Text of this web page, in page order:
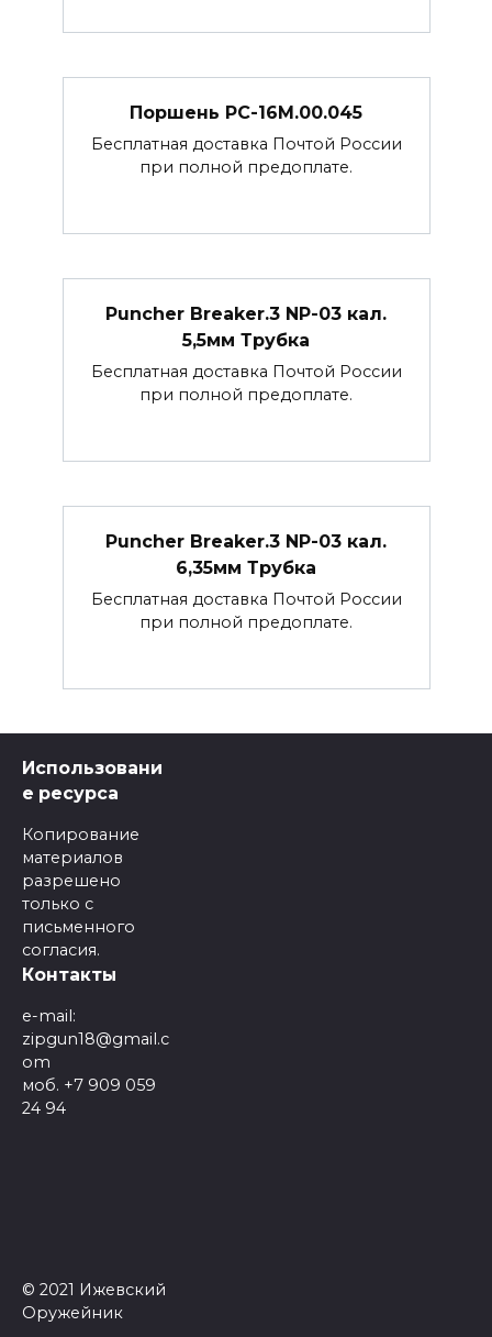
Поршень РС-16М.00.045
Бесплатная доставка Почтой России
при полной предоплате.
Puncher Breaker.3 NP-03 кал.
5,5мм Трубка
Бесплатная доставка Почтой России
при полной предоплате.
Puncher Breaker.3 NP-03 кал.
6,35мм Трубка
Бесплатная доставка Почтой России
при полной предоплате.
Использовани
е ресурса
Копирование
материалов
разрешено
только с
письменного
согласия.
Контакты
e-mail:
zipgun18@gmail.c
om
моб. +7 909 059
24 94
© 2021 Ижевский
Оружейник